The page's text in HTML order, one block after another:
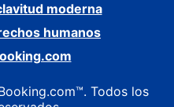
moderna
humanos
Todos los